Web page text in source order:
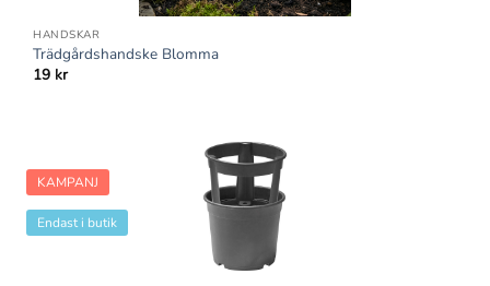
HANDSKAR
Trädgårdshandske Blomma
19 kr
KAMPANJ
Endast i butik